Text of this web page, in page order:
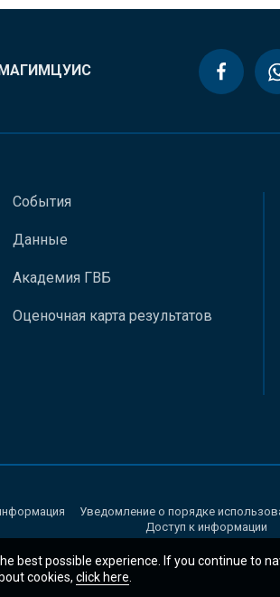
МЦУИС
События
Данные
Академия ГВБ
Оценочная карта результатов
Уведомление о порядке
Доступ к информации
best possible experience. If you continue to
cookies, click here